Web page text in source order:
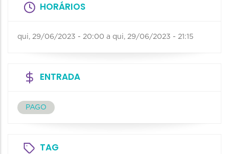
HORÁRIOS
qui, 29/06/2023 - 20:00 a qui, 29/06/2023 - 21:15
ENTRADA
PAGO
TAG